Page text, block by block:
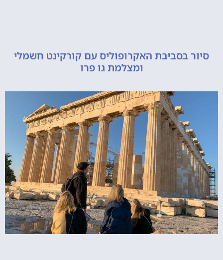
בסביבת האקרופוליס עם קורקינט חשמלי
ומצלמת גו פרו